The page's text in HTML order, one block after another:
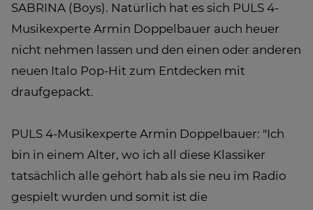
SABRINA (Boys). Natürlich hat es sich PULS 4-
Musikexperte Armin Doppelbauer auch heuer
nicht nehmen lassen und den einen oder anderen
neuen Italo Pop-Hit zum Entdecken mit
draufgepackt.
PULS 4-Musikexperte Armin Doppelbauer: "Ich
bin in einem Alter, wo ich all diese Klassiker
tatsächlich alle gehört hab als sie neu im Radio
gespielt wurden und somit ist die